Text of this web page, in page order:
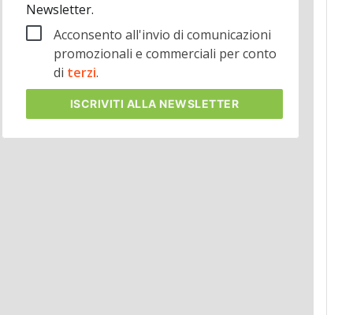
Newsletter.
Acconsento all'invio di comunicazioni
promozionali e commerciali per conto
di terzi.
ISCRIVITI ALLA NEWSLETTER